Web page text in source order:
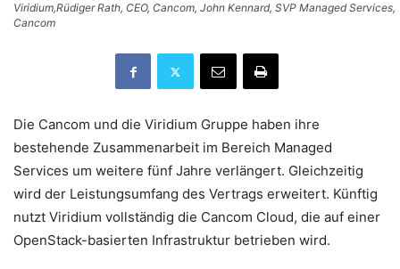
Viridium,Rüdiger Rath, CEO, Cancom, John Kennard, SVP Managed Services,
Cancom
Die Cancom und die Viridium Gruppe haben ihre
bestehende Zusammenarbeit im Bereich Managed
Services um weitere fünf Jahre verlängert. Gleichzeitig
wird der Leistungsumfang des Vertrags erweitert. Künftig
nutzt Viridium vollständig die Cancom Cloud, die auf einer
OpenStack-basierten Infrastruktur betrieben wird.